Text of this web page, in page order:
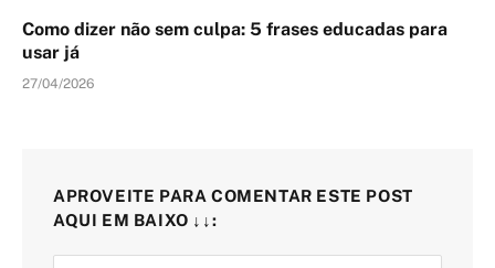
Como dizer não sem culpa: 5 frases educadas para
usar já
27/04/2026
APROVEITE PARA COMENTAR ESTE POST
AQUI EM BAIXO ↓↓: